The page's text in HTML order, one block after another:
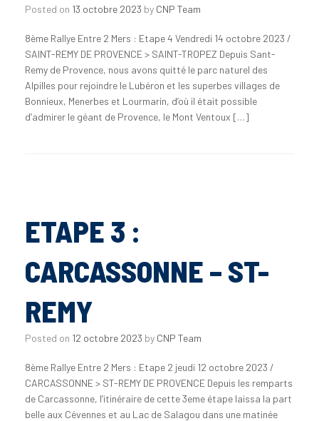
Posted on 13 octobre 2023 by CNP Team
8ème Rallye Entre 2 Mers : Etape 4 Vendredi 14 octobre 2023 /
SAINT-REMY DE PROVENCE > SAINT-TROPEZ Depuis Sant-
Remy de Provence, nous avons quitté le parc naturel des
Alpilles pour rejoindre le Lubéron et les superbes villages de
Bonnieux, Menerbes et Lourmarin, d’où il était possible
d’admirer le géant de Provence, le Mont Ventoux […]
ETAPE 3 :
CARCASSONNE – ST-
REMY
Posted on 12 octobre 2023 by CNP Team
8ème Rallye Entre 2 Mers : Etape 2 jeudi 12 octobre 2023 /
CARCASSONNE > ST-REMY DE PROVENCE Depuis les remparts
de Carcassonne, l’itinéraire de cette 3eme étape laissa la part
belle aux Cévennes et au Lac de Salagou dans une matinée